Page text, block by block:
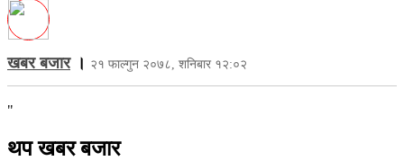
खबर बजार। २१ फाल्गुन २०७८, शनिबार १२:०२
"
थप खबर बजार